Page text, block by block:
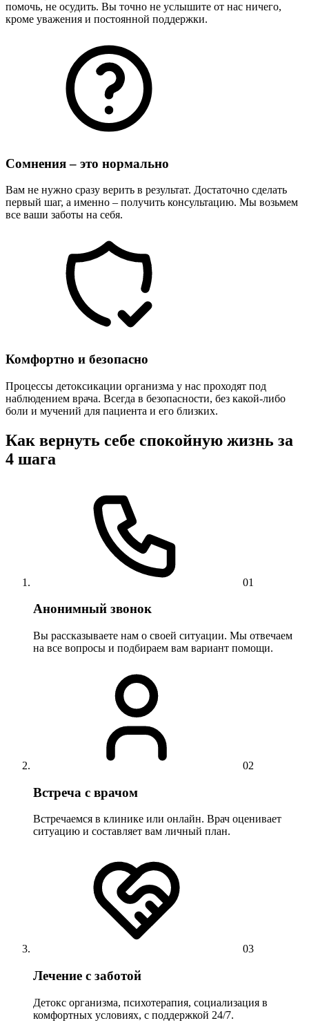
помочь, не осудить. Вы точно не услышите от нас ничего,
кроме уважения и постоянной поддержки.
Сомнения – это нормально
Вам не нужно сразу верить в результат. Достаточно сделать
первый шаг, а именно – получить консультацию. Мы возьмем
все ваши заботы на себя.
Комфортно и безопасно
Процессы детоксикации организма у нас проходят под
наблюдением врача. Всегда в безопасности, без какой-либо
боли и мучений для пациента и его близких.
Как вернуть себе спокойную жизнь за
4 шага
01
Анонимный звонок
Вы рассказываете нам о своей ситуации. Мы отвечаем
на все вопросы и подбираем вам вариант помощи.
02
Встреча с врачом
Встречаемся в клинике или онлайн. Врач оценивает
ситуацию и составляет вам личный план.
03
Лечение с заботой
Детокс организма, психотерапия, социализация в
комфортных условиях, с поддержкой 24/7.